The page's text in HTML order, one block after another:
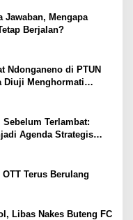
Jawaban, Mengapa
Berjalan?
Ndonganeno di PTUN
Diuji Menghormati
Terlambat:
Agenda Strategis
Terus Berulang
Libas Nakes Buteng FC